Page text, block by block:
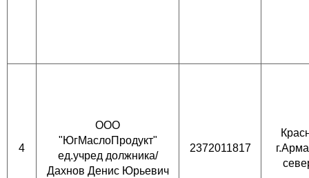
4
ООО
"ЮгМаслоПродукт"
ед.учред должника/
Дахнов Денис Юрьевич
2372011817